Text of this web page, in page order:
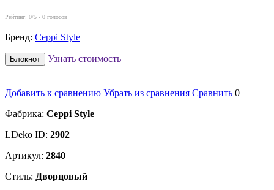
Рейтинг: 0/5 - 0 голосов
Бренд: Ceppi Style
Блокнот Узнать стоимость
Добавить к сравнению Убрать из сравнения Сравнить 0
Фабрика: Ceppi Style
LDeko ID: 2902
Артикул: 2840
Стиль: Дворцовый